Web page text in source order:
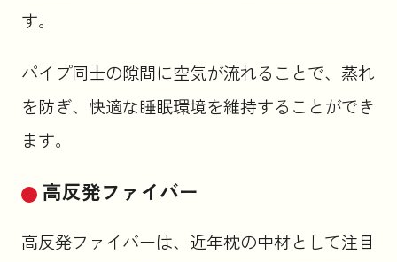
す。
パイプ同士の隙間に空気が流れることで、蒸れ
を防ぎ、快適な睡眠環境を維持することができ
ます。
高反発ファイバー
高反発ファイバーは、近年枕の中材として注目